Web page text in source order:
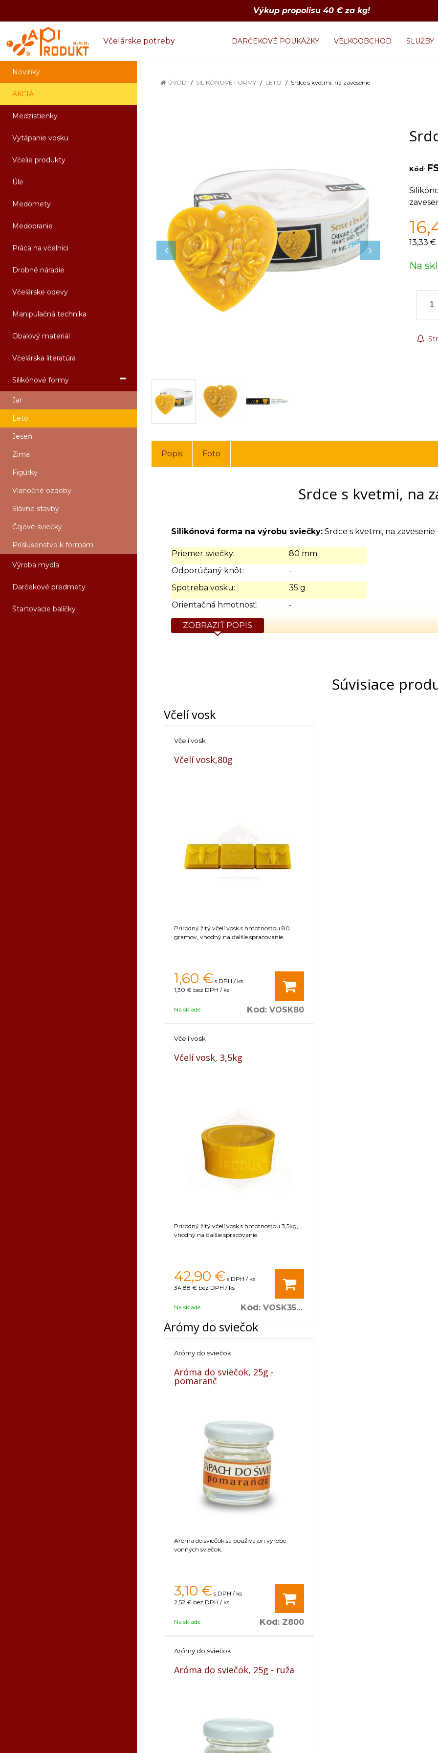
Výkup propolisu 40 € za kg!
Včelárske potreby DARČEKOVÉ POUKÁŽKY VEĽKOOBCHOD SLUŽBY
Novinky
AKCIA
Medzistienky
Vytápanie vosku
Včelie produkty
Úle
Medomety
Medobranie
Práca na včelnici
Drobné náradie
Včelárske odevy
Manipulačná technika
Obalový materiál
Včelárska literatúra
Silikónové formy
Jar
Leto
Jeseň
Zima
Figúrky
Vianočné ozdoby
Slávne stavby
Čajové sviečky
Príslušenstvo k formám
Výroba mydla
Darčekové predmety
Štartovacie balíčky
ÚVOD SILIKÓNOVÉ FORMY LETO Srdce s kvetmi, na zavesenie
Kód:
13,33 €
Na
Popis Foto
Srdce s kvetmi, na
Silikónová forma na výrobu sviečky: Srdce s kvetmi, na zavesenie
Priemer sviečky:
80 mm
Odporúčaný knôt:
-
Spotreba vosku:
35 g
Orientačná hmotnosť:
-
ZOBRAZIŤ POPIS
Súvisiace
Včelí vosk
Včelí vosk
Včelí vosk,80g
Prírodný žltý včelí vosk s hmotnosťou 80
gramov, vhodný na ďalšie spracovanie.
1,60 € s DPH / ks
1,30 € bez DPH / ks
Na sklade Kód: VOSK80
Včelí vosk
Včelí vosk, 3,5kg
Prírodný žltý včelí vosk s hmotnosťou 3,5kg,
vhodný na ďalšie spracovanie.
42,90 € s DPH / ks
34,88 € bez DPH / ks
Na sklade Kód: VOSK3500
Arómy do sviečok
Arómy do sviečok
Aróma do sviečok, 25g -
pomaranč
Aróma do sviečok sa používa pri výrobe
vonných sviečok.
3,10 € s DPH / ks
2,52 € bez DPH / ks
Na sklade Kód: Z800
Arómy do sviečok
Aróma do sviečok, 25g - ruža